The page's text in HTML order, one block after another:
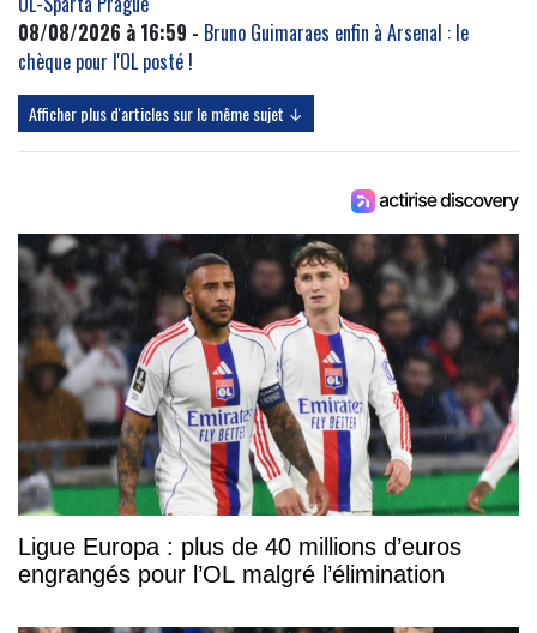
08/08/2026 à 16:59 - Bruno Guimaraes enfin à Arsenal : le
chèque pour l'OL posté !
Afficher plus d'articles sur le même sujet ↓
Ligue Europa : plus de 40 millions d’euros
engrangés pour l’OL malgré l’élimination